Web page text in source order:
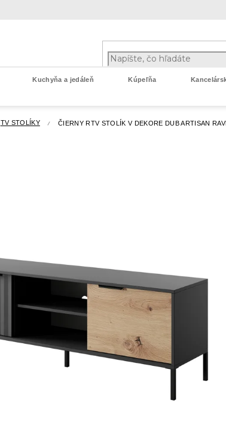
Kuchyňa a jedáleň Kúpeľňa
TV STOLÍKY ČIERNY RTV STOLÍK V DEKORE DUB ARTISAN